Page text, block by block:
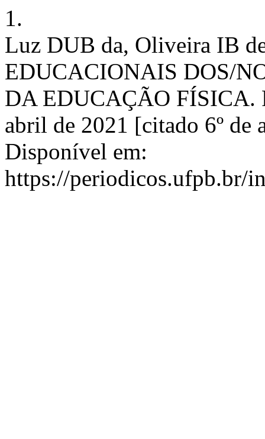
1.
Luz DUB da, Oliveira IB
EDUCACIONAIS DOS/
DA EDUCAÇÃO FÍSICA.
abril de 2021 [citado 6º de
Disponível em:
https://periodicos.ufpb.br/